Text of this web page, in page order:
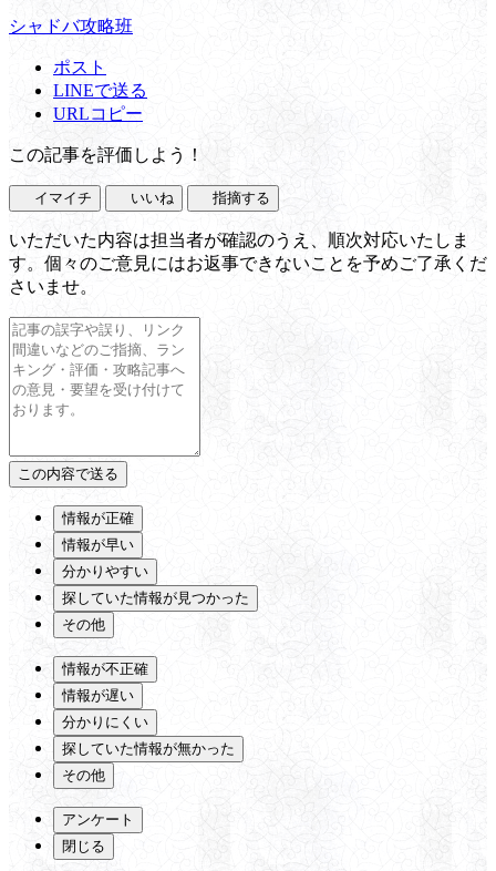
シャドバ攻略班
ポスト
LINEで送る
URLコピー
この記事を評価しよう！
イマイチ いいね 指摘する
いただいた内容は担当者が確認のうえ、順次対応いたしま
す。個々のご意見にはお返事できないことを予めご了承くだ
さいませ。
情報が正確
情報が早い
分かりやすい
探していた情報が見つかった
その他
情報が不正確
情報が遅い
分かりにくい
探していた情報が無かった
その他
アンケート
閉じる